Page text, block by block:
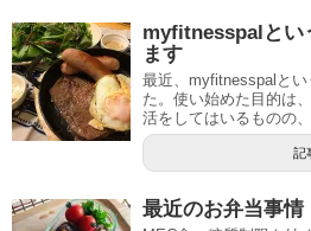
myfitnesspalとい
ます
最近、myfitnesspalと
た。使い始めた目的は
活をしてはいるものの
記
最近のお弁当事情